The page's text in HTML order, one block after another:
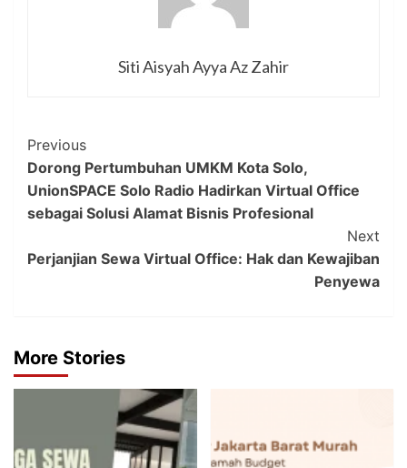
Siti Aisyah Ayya Az Zahir
Post
Navigation
Previous
Dorong Pertumbuhan UMKM Kota Solo,
UnionSPACE Solo Radio Hadirkan Virtual Office
sebagai Solusi Alamat Bisnis Profesional
Next
Perjanjian Sewa Virtual Office: Hak dan Kewajiban
Penyewa
More Stories